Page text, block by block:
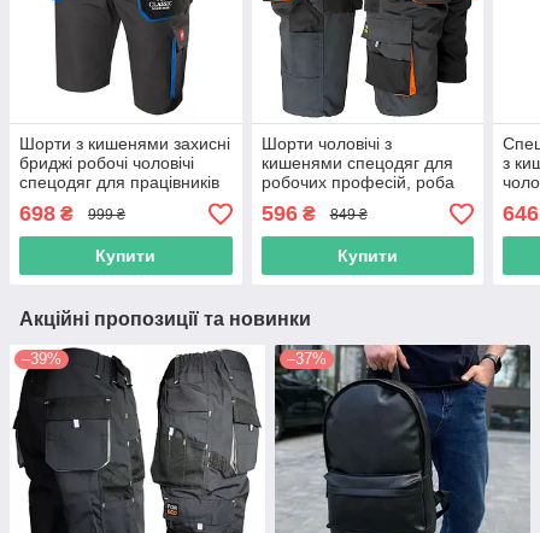
Шорти з кишенями захисні
бриджі робочі чоловічі
спецодяг для працівників
чоловіча роба уніформа
польша
698 ₴ 999 ₴
Купити
Шорти чоловічі з
кишенями спецодяг для
робочих професій, роба
повсякденна, польша
596₴ 849 ₴
Купити
з
646
Акційні пропозиції та новинки
–39% –37%